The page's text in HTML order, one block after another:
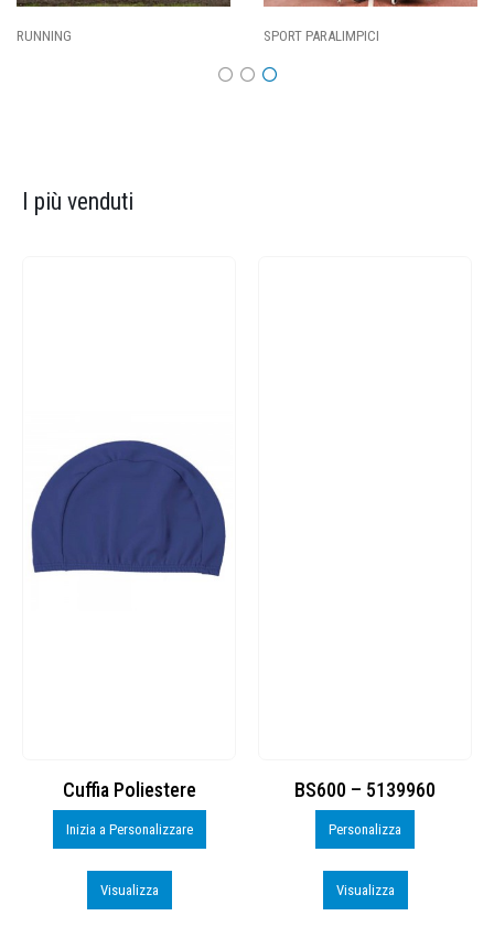
SPORT PARALIMPICI
I più venduti
Cuffia Poliestere
Inizia a Personalizzare
Visualizza
BS600 – 5139960
Personalizza
Visualizza